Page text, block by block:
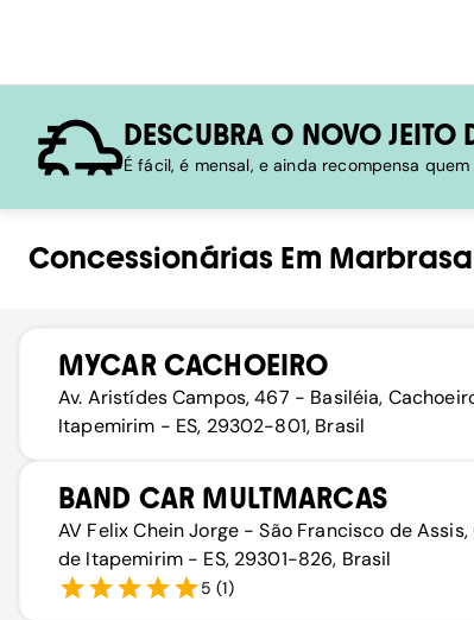
DESCUBRA O NOVO JEITO
É fácil, é mensal, e ainda recompensa
Concessionárias Em Marbrasa
MYCAR CACHOEIRO
Av. Aristídes Campos, 467 - Basiléia,
Itapemirim - ES, 29302-801, Brasil
BAND CAR MULTMARCAS
AV Felix Chein Jorge - São Francisco de
de Itapemirim - ES, 29301-826, Brasil
5 (1)